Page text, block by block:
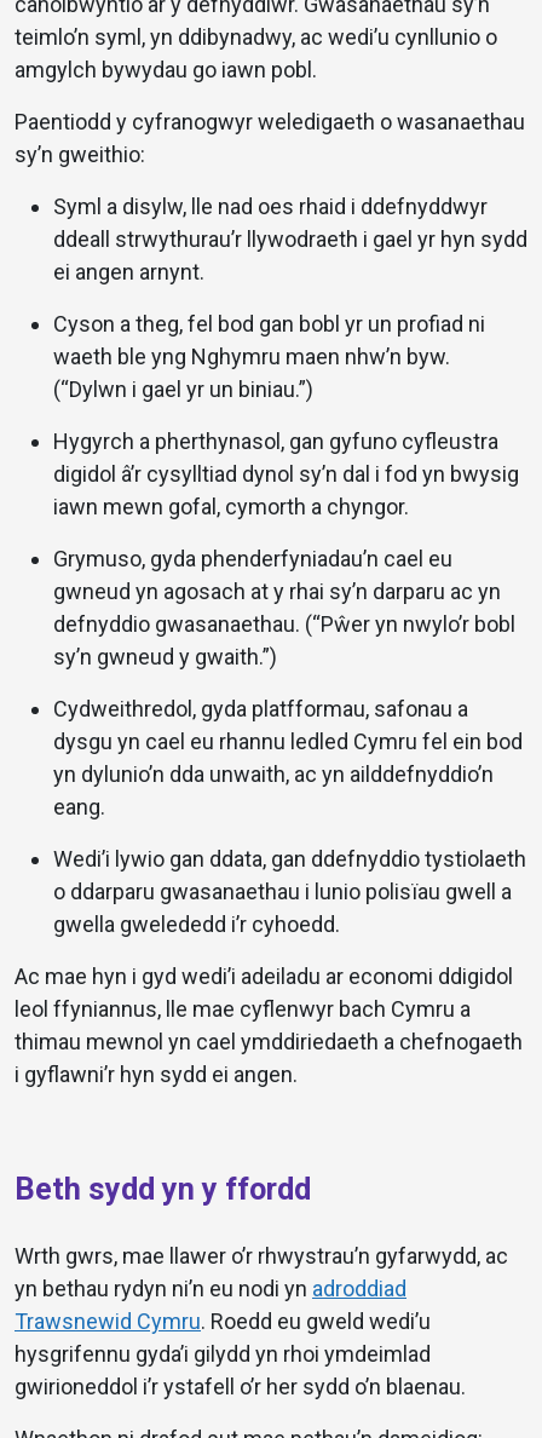
teimlo’n syml, yn ddibynadwy, ac wedi’u cynllunio o
amgylch bywydau go iawn pobl.
Paentiodd y cyfranogwyr weledigaeth o wasanaethau
sy’n gweithio:
Syml a disylw, lle nad oes rhaid i ddefnyddwyr
ddeall strwythurau’r llywodraeth i gael yr hyn sydd
ei angen arnynt.
Cyson a theg, fel bod gan bobl yr un profiad ni
waeth ble yng Nghymru maen nhw’n byw.
(“Dylwn i gael yr un biniau.”)
Hygyrch a pherthynasol, gan gyfuno cyfleustra
digidol â’r cysylltiad dynol sy’n dal i fod yn bwysig
iawn mewn gofal, cymorth a chyngor.
Grymuso, gyda phenderfyniadau’n cael eu
gwneud yn agosach at y rhai sy’n darparu ac yn
defnyddio gwasanaethau. (“Pŵer yn nwylo’r bobl
sy’n gwneud y gwaith.”)
Cydweithredol, gyda platfformau, safonau a
dysgu yn cael eu rhannu ledled Cymru fel ein bod
yn dylunio’n dda unwaith, ac yn ailddefnyddio’n
eang.
Wedi’i lywio gan ddata, gan ddefnyddio tystiolaeth
o ddarparu gwasanaethau i lunio polisïau gwell a
gwella gwelededd i’r cyhoedd.
Ac mae hyn i gyd wedi’i adeiladu ar economi ddigidol
leol ffyniannus, lle mae cyflenwyr bach Cymru a
thimau mewnol yn cael ymddiriedaeth a chefnogaeth
i gyflawni’r hyn sydd ei angen.
Beth sydd yn y ffordd
Wrth gwrs, mae llawer o’r rhwystrau’n gyfarwydd, ac
yn bethau rydyn ni’n eu nodi yn adroddiad
Trawsnewid Cymru. Roedd eu gweld wedi’u
hysgrifennu gyda’i gilydd yn rhoi ymdeimlad
gwirioneddol i’r ystafell o’r her sydd o’n blaenau.